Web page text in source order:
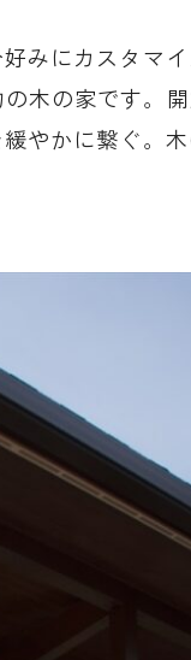
みにカスタマ
木の家です。
やかに繋ぐ。